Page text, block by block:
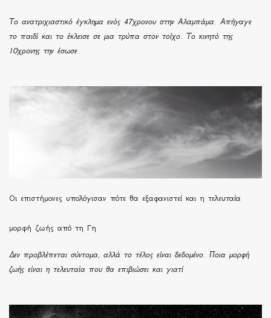
Το ανατριχιαστικό έγκλημα ενός 47χρονου στην Αλαμπάμα. Απήγαγε
το παιδί και το έκλεισε σε μια τρύπα στον τοίχο. Το κινητό της
10χρονης την έσωσε
Οι επιστήμονες υπολόγισαν πότε θα εξαφανιστεί και η τελευταία
μορφή ζωής από τη Γη
Δεν προβλέπεται σύντομα, αλλά το τέλος είναι δεδομένο. Ποια μορφή
ζωής είναι η τελευταία που θα επιβιώσει και γιατί